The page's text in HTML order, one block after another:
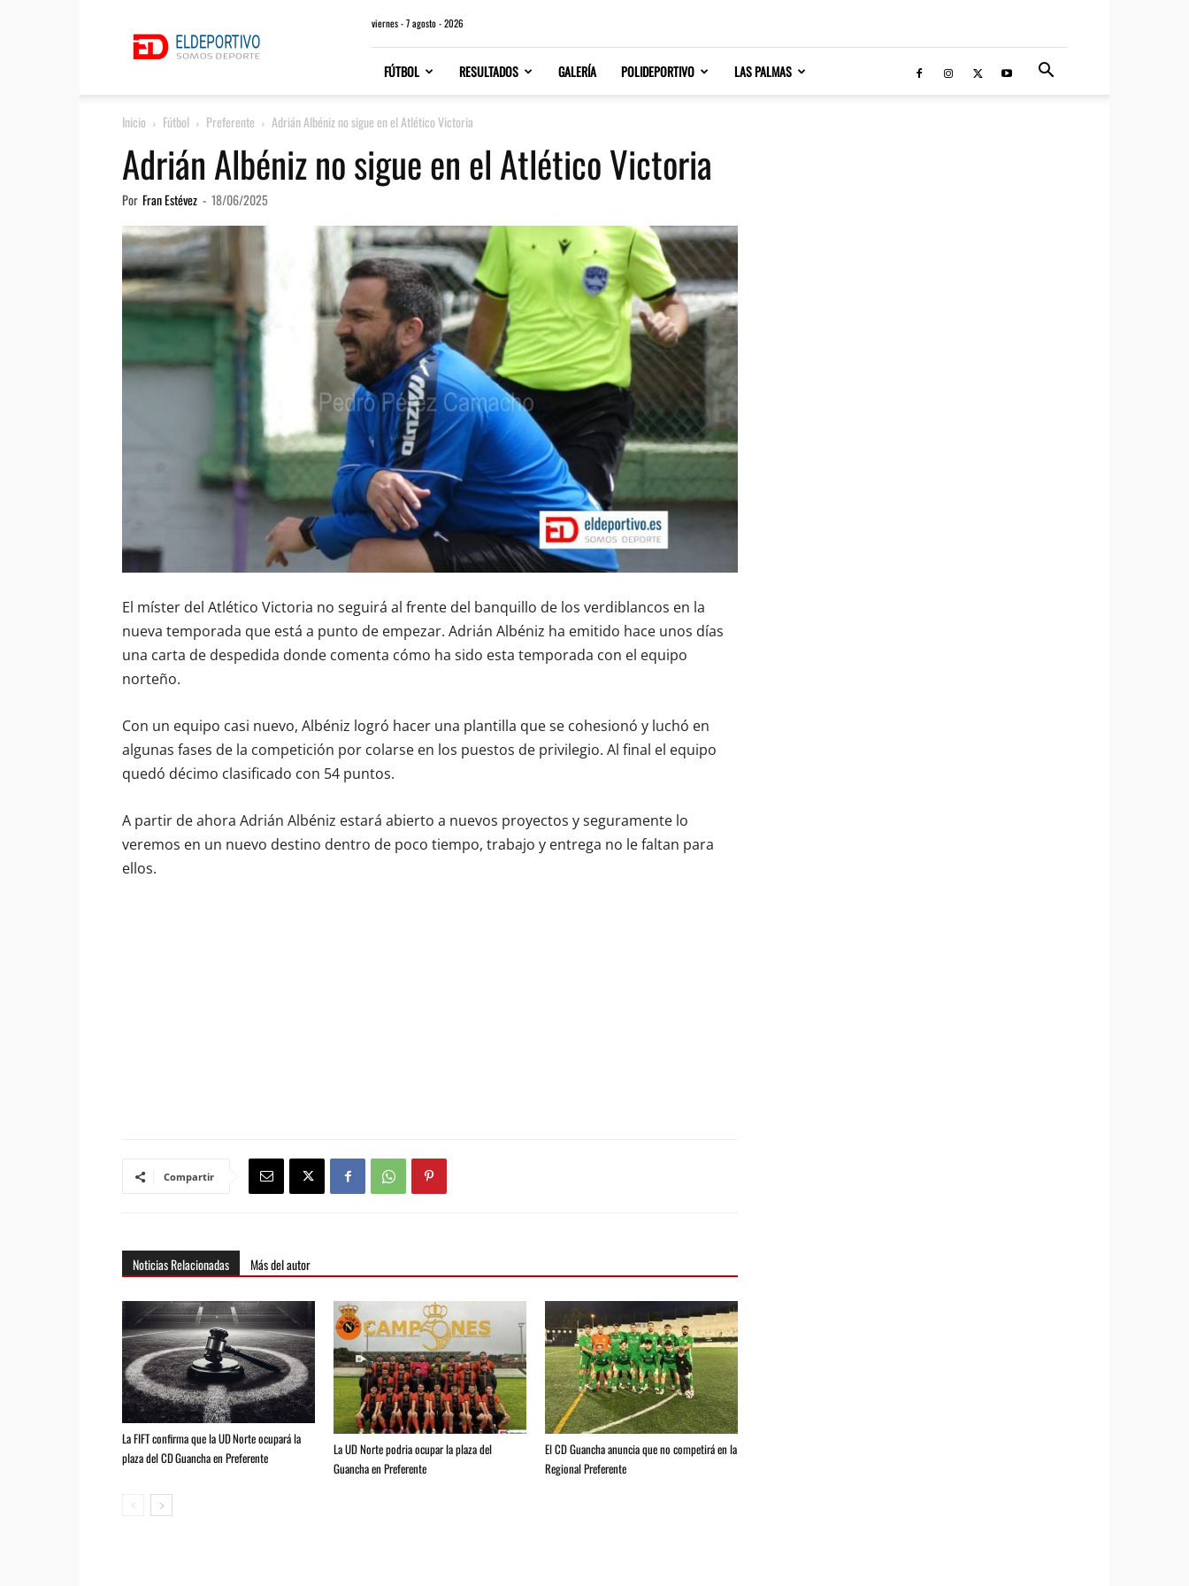
viernes - 7 agosto - 2026
FÚTBOL RESULTADOS GALERÍA POLIDEPORTIVO LAS PALMAS
Inicio Fútbol Preferente Adrián Albéniz no sigue en el Atlético Victoria
Adrián Albéniz no sigue en el Atlético Victoria
Por Fran Estévez - 18/06/2025
El míster del Atlético Victoria no seguirá al frente del banquillo de los verdiblancos en la
nueva temporada que está a punto de empezar. Adrián Albéniz ha emitido hace unos días
una carta de despedida donde comenta cómo ha sido esta temporada con el equipo
norteño.
Con un equipo casi nuevo, Albéniz logró hacer una plantilla que se cohesionó y luchó en
algunas fases de la competición por colarse en los puestos de privilegio. Al final el equipo
quedó décimo clasificado con 54 puntos.
A partir de ahora Adrián Albéniz estará abierto a nuevos proyectos y seguramente lo
veremos en un nuevo destino dentro de poco tiempo, trabajo y entrega no le faltan para
ellos.
Compartir
Noticias Relacionadas Más del autor
La FIFT confirma que la UD Norte ocupará la
plaza del CD Guancha en Preferente
La UD Norte podria ocupar la plaza del
Guancha en Preferente
El CD Guancha anuncia que no competirá en la
Regional Preferente